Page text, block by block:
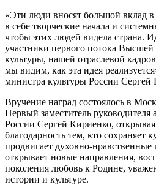
«Эти люди вносят большой вклад в
в себе творческие начала и
чтобы этих людей видела страна.
участники первого потока
культуры, нашей отраслевой
мы видим, как эта идея
министра культуры России
Вручение наград состоялось в
Первый заместитель руководителя
России Сергей Кириенко,
благодарность тем, кто сохраняет
продвигает духовно-
открывает новые направления,
поколения любовь к Родине,
истории и культуре.